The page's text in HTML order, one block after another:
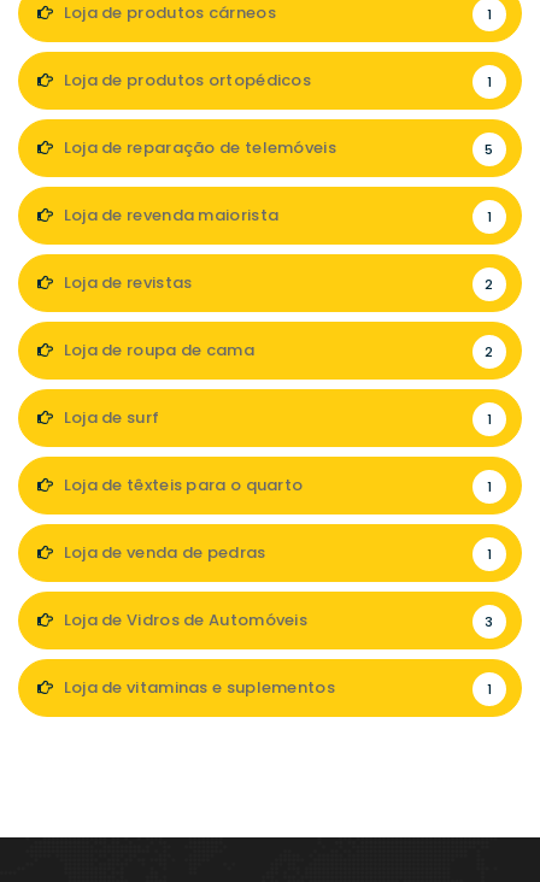
Loja de produtos cárneos 1
Loja de produtos ortopédicos 1
Loja de reparação de telemóveis 5
Loja de revenda maiorista 1
Loja de revistas 2
Loja de roupa de cama 2
Loja de surf 1
Loja de têxteis para o quarto 1
Loja de venda de pedras 1
Loja de Vidros de Automóveis 3
Loja de vitaminas e suplementos 1